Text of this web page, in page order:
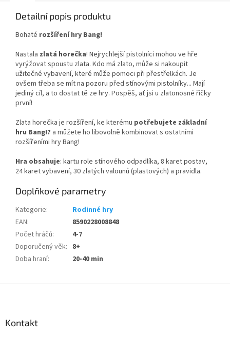
Detailní popis produktu
Bohaté rozšíření hry Bang!
Nastala zlatá horečka! Nejrychlejší pistolníci mohou ve hře
vyrýžovat spoustu zlata. Kdo má zlato, může si nakoupit
užitečné vybavení, které může pomoci při přestřelkách. Je
ovšem třeba se mít na pozoru před stínovými pistolníky... Mají
jediný cíl, a to dostat tě ze hry. Pospěš, ať jsi u zlatonosné říčky
první!
Zlata horečka je rozšíření, ke kterému potřebujete základní
hru Bang!? a můžete ho libovolně kombinovat s ostatními
rozšířeními hry Bang!
Hra obsahuje: kartu role stínového odpadlíka, 8 karet postav,
24 karet vybavení, 30 zlatých valounů (plastových) a pravidla.
Doplňkové parametry
Kategorie:
Rodinné hry
EAN:
8590228008848
Počet hráčů:
4-7
Doporučený věk: 8+
Doba hraní: 20-40 min
Kontakt